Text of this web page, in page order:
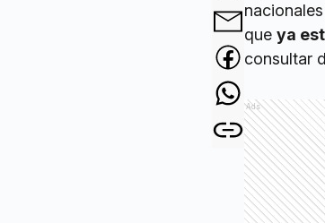
que ya
consultar
Ads